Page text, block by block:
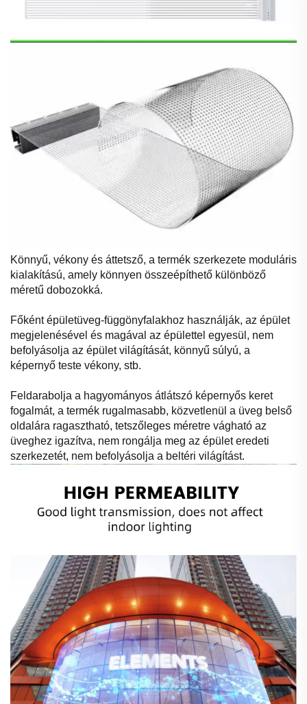
Könnyű, vékony és áttetsző, a termék szerkezete moduláris
kialakítású, amely könnyen összeépíthető különböző
méretű dobozokká.
Főként épületüveg-függönyfalakhoz használják, az épület
megjelenésével és magával az épülettel egyesül, nem
befolyásolja az épület világítását, könnyű súlyú, a
képernyő teste vékony, stb.
Feldarabolja a hagyományos átlátszó képernyős keret
fogalmát, a termék rugalmasabb, közvetlenül a üveg belső
oldalára ragasztható, tetszőleges méretre vágható az
üveghez igazítva, nem rongálja meg az épület eredeti
szerkezetét, nem befolyásolja a beltéri világítást.